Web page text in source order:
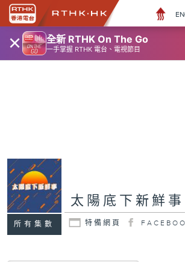
× 全新 RTHK On The Go
一手掌握 RTHK 電台、電視節目
所有集數
太陽底下新鮮事
特備網頁